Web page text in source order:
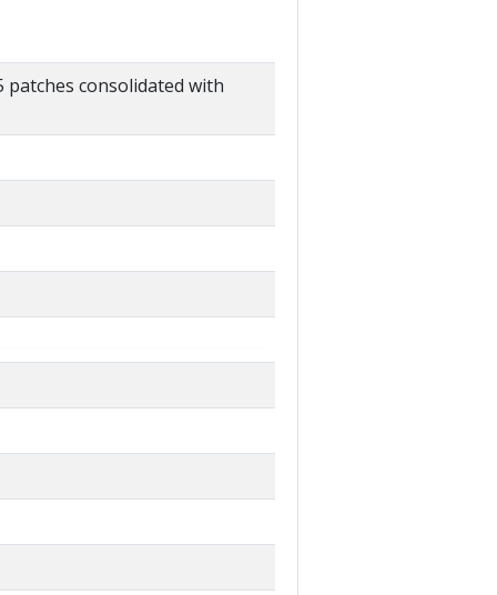
patches consolidated with